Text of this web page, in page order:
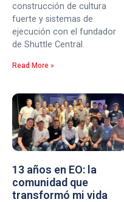
construcción de cultura
fuerte y sistemas de
ejecución con el fundador
de Shuttle Central.
Read More »
13 años en EO: la
comunidad que
transformó mi vida